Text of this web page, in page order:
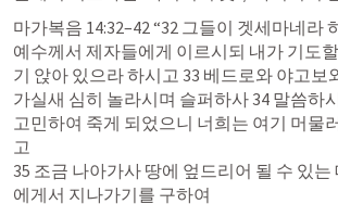
마가복음 14:32–42 “32 그들이 겟세마네라
예수께서 제자들에게 이르시되 내가 기도
기 앉아 있으라 하시고 33 베드로와 야고보
가실새 심히 놀라시며 슬퍼하사 34 말씀하
고민하여 죽게 되었으니 너희는 여기 머물
고
35 조금 나아가사 땅에 엎드리어 될 수 있는
에게서 지나가기를 구하여